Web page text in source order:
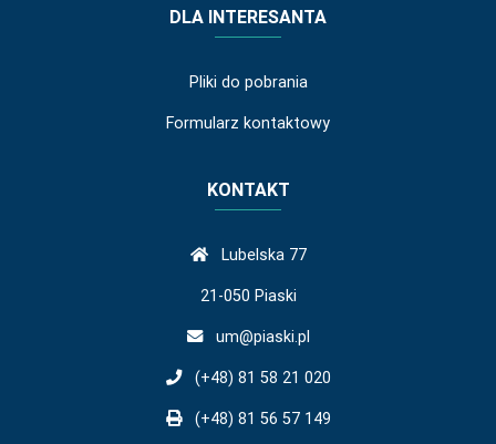
DLA INTERESANTA
Pliki do pobrania
Formularz kontaktowy
KONTAKT
Lubelska 77
21-050 Piaski
um@piaski.pl
(+48) 81 58 21 020
(+48) 81 56 57 149